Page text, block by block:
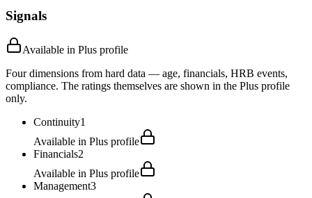
Signals
Available in Plus profile
Four dimensions from hard data — age, financials, HRB events,
compliance. The ratings themselves are shown in the Plus profile
only.
Continuity1
Available in Plus profile
Financials2
Available in Plus profile
Management3